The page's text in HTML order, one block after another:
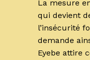
La mesure
qui devient
l’insécurité
demande
Eyebe attire